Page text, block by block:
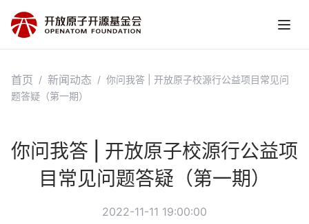
首页 / 新闻动态 / 你问我答 | 开放原子校源行公益项目常见问
题答疑（第一期）
你问我答 | 开放原子校源行公益项
目常见问题答疑（第一期）
2022-11-11 19:00:00